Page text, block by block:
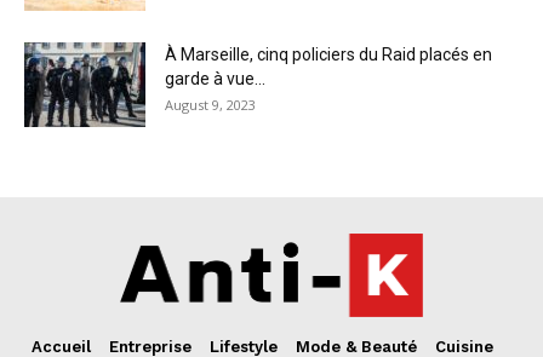
À Marseille, cinq policiers du Raid placés en
garde à vue...
August 9, 2023
Accueil Entreprise Lifestyle Mode & Beauté
Cuisine